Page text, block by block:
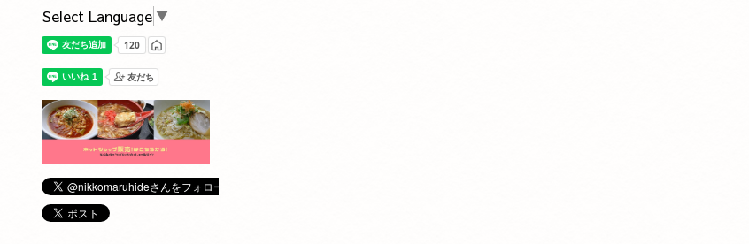
Select Language ▼